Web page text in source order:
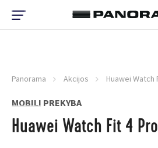
Panorama Akcijos Huawei Watch
MOBILI PREKYBA
Huawei Watch Fit 4